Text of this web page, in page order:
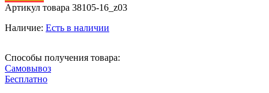
Артикул товара 38105-16_z03
Наличие: Есть в наличии
Способы получения товара:
Самовывоз
Бесплатно